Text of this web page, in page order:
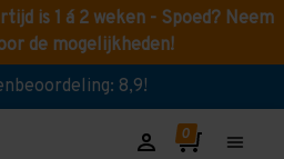
is 1 á 2 weken - Spoed? Neem
de mogelijkheden!
8,9!